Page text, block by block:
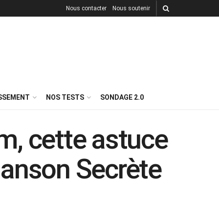
Nous contacter Nous soutenir
NOS TESTS SONDAGE 2.0
cette astuce
Secrète